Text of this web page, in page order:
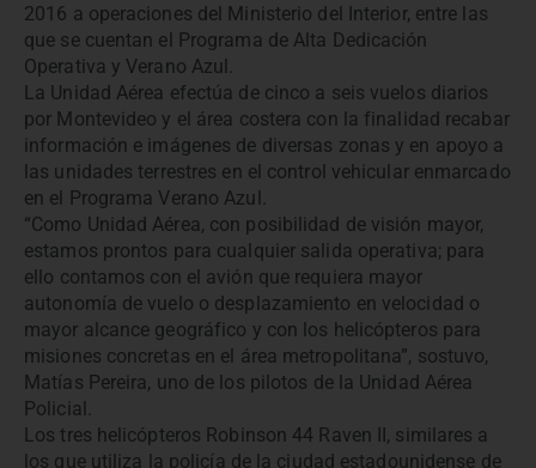
2016 a operaciones del Ministerio del Interior, entre las
que se cuentan el Programa de Alta Dedicación
Operativa y Verano Azul.
La Unidad Aérea efectúa de cinco a seis vuelos diarios
por Montevideo y el área costera con la finalidad recabar
información e imágenes de diversas zonas y en apoyo a
las unidades terrestres en el control vehicular enmarcado
en el Programa Verano Azul.
“Como Unidad Aérea, con posibilidad de visión mayor,
estamos prontos para cualquier salida operativa; para
ello contamos con el avión que requiera mayor
autonomía de vuelo o desplazamiento en velocidad o
mayor alcance geográfico y con los helicópteros para
misiones concretas en el área metropolitana”, sostuvo,
Matías Pereira, uno de los pilotos de la Unidad Aérea
Policial.
Los tres helicópteros Robinson 44 Raven II, similares a
los que utiliza la policía de la ciudad estadounidense de